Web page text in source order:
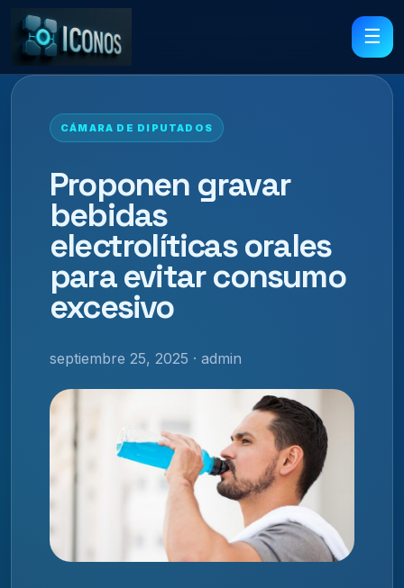
☰
CÁMARA DE DIPUTADOS
Proponen gravar
bebidas
electrolíticas orales
para evitar consumo
excesivo
septiembre 25, 2025 · admin